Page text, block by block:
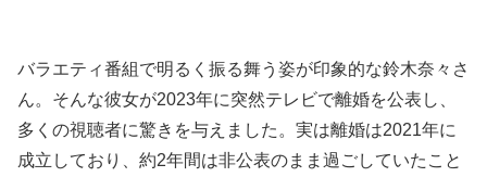
バラエティ番組で明るく振る舞う姿が印象的な鈴木奈々さ
ん。そんな彼女が2023年に突然テレビで離婚を公表し、
多くの視聴者に驚きを与えました。実は離婚は2021年に
成立しており、約2年間は非公表のまま過ごしていたこと